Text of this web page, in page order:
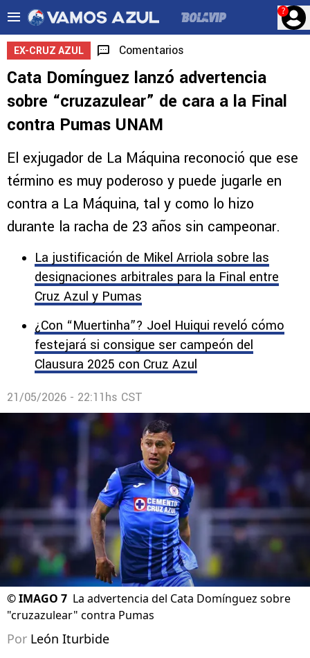
?
EX-CRUZ AZUL Comentarios
Cata Domínguez lanzó advertencia
sobre “cruzazulear” de cara a la Final
contra Pumas UNAM
El exjugador de La Máquina reconoció que ese
término es muy poderoso y puede jugarle en
contra a La Máquina, tal y como lo hizo
durante la racha de 23 años sin campeonar.
La justificación de Mikel Arriola sobre las
designaciones arbitrales para la Final entre
Cruz Azul y Pumas
¿Con “Muertinha”? Joel Huiqui reveló cómo
festejará si consigue ser campeón del
Clausura 2025 con Cruz Azul
21/05/2026 - 22:11hs CST
©IMAGO 7 La advertencia del Cata Domínguez sobre
"cruzazulear" contra Pumas
Por León Iturbide